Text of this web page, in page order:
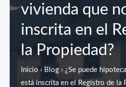
vivienda que
inscrita en el
la Propiedad?
Inicio › Blog › ¿Se puede
está inscrita en el Registro de la